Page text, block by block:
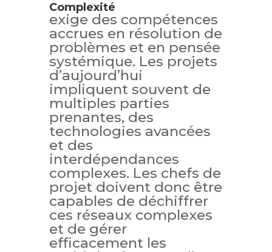
Complexité
exige des compétences
accrues en résolution de
problèmes et en pensée
systémique. Les projets
d’aujourd’hui
impliquent souvent de
multiples parties
prenantes, des
technologies avancées
et des
interdépendances
complexes. Les chefs de
projet doivent donc être
capables de déchiffrer
ces réseaux complexes
et de gérer
efficacement les